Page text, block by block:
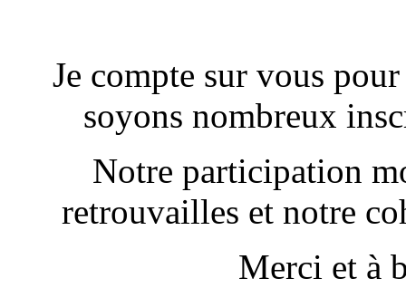
Je compte sur vous
soyons nombreux
Notre participation
retrouvailles et notre
Merci et à